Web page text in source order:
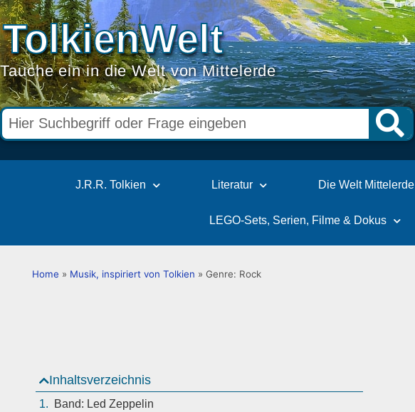
TolkienWelt
Tauche ein in die Welt von Mittelerde
J.R.R. Tolkien Literatur Die Welt Mittelerde
LEGO-Sets, Serien, Filme & Dokus
Home » Musik, inspiriert von Tolkien » Genre: Rock
Inhaltsverzeichnis
Band: Led Zeppelin